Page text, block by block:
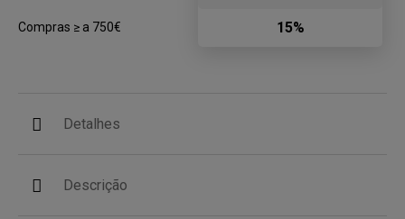
Compras ≥ a 750€ 15%
Detalhes
Descrição